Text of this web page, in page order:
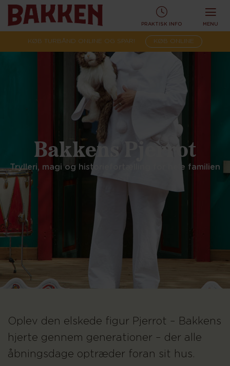
Bakkens Pjerrot
Trylleri, magi og historiefortælling for hele familien
Oplev den elskede figur Pjerrot – Bakkens
hjerte gennem generationer – der alle
åbningsdage optræder foran sit hus.
PRAKTISK INFO MENU
KØB TURBÅND ONLINE OG SPAR! KØB ONLINE